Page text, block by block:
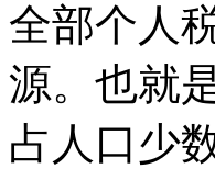
全部个人
源。也就
占人口少